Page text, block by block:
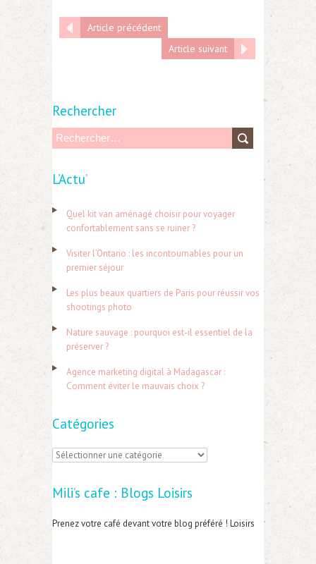
Article précédent
Article suivant
Rechercher
h
r
:
L’Actu’
Quel kit van aménagé choisir pour voyager
confortablement sans se ruiner ?
Visiter l’Ontario : les incontournables pour un
premier séjour
Les plus beaux quartiers de Paris pour réussir vos
shootings photo
Nature sauvage : pourquoi est-il essentiel de la
préserver ?
Agence marketing digital à Madagascar :
Comment éviter le mauvais choix ?
Catégories
C
t
é
Mili’s cafe : Blogs Loisirs
Prenez votre café devant votre blog préféré ! Loisirs